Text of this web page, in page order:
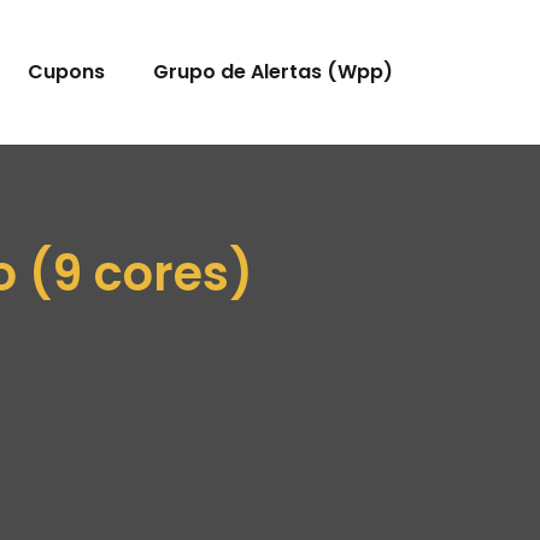
Cupons Grupo de Alertas (Wpp)
(9 cores)